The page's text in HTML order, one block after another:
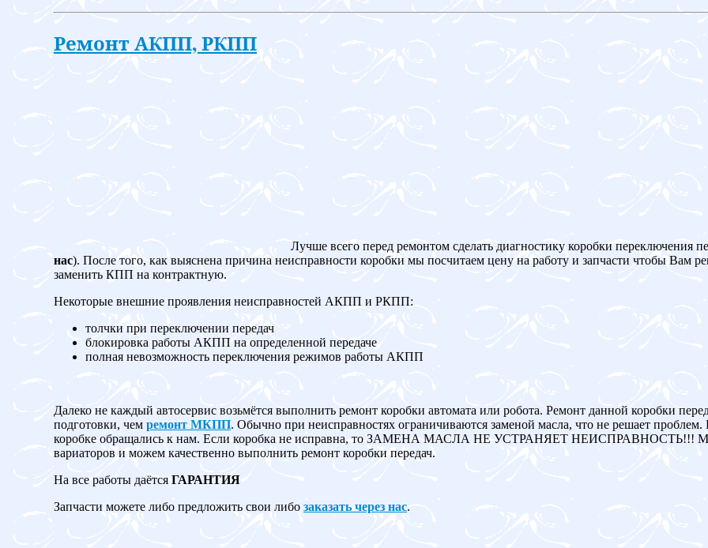
Ремонт АКПП, РКПП
Лучше всего перед ремонтом сделать диагностику коробки переключения
нас). После того, как выяснена причина неисправности коробки мы посчитаем цену на работу и запчасти чтобы Вам
заменить КПП на контрактную.
Некоторые внешние проявления неисправностей АКПП и РКПП:
толчки при переключении передач
блокировка работы АКПП на определенной передаче
полная невозможность переключения режимов работы АКПП
Далеко не каждый автосервис возьмётся выполнить ремонт коробки автомата или робота. Ремонт данной коробки
подготовки, чем ремонт МКПП. Обычно при неисправностях ограничиваются заменой масла, что не решает
коробке обращались к нам. Если коробка не исправна, то ЗАМЕНА МАСЛА НЕ УСТРАНЯЕТ НЕИСПРАВНОСТЬ!!!
вариаторов и можем качественно выполнить ремонт коробки передач.
На все работы даётся ГАРАНТИЯ
Запчасти можете либо предложить свои либо заказать через нас.